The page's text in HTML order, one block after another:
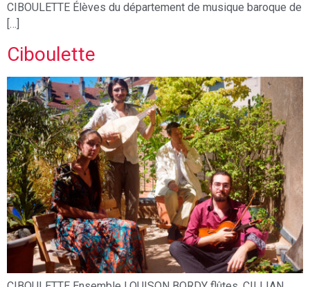
CIBOULETTE Élèves du département de musique baroque de
[…]
Ciboulette